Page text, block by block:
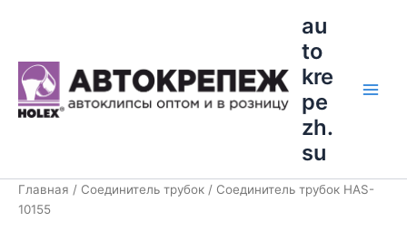
au
to
kre
pe
zh.
su
Главная / Соединитель трубок / Соединитель трубок HAS-
10155